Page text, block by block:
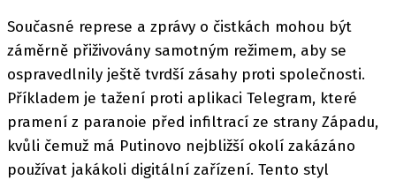
Současné represe a zprávy o čistkách mohou být
záměrně přiživovány samotným režimem, aby se
ospravedlnily ještě tvrdší zásahy proti společnosti.
Příkladem je tažení proti aplikaci Telegram, které
pramení z paranoie před infiltrací ze strany Západu,
kvůli čemuž má Putinovo nejbližší okolí zakázáno
používat jakákoli digitální zařízení. Tento styl